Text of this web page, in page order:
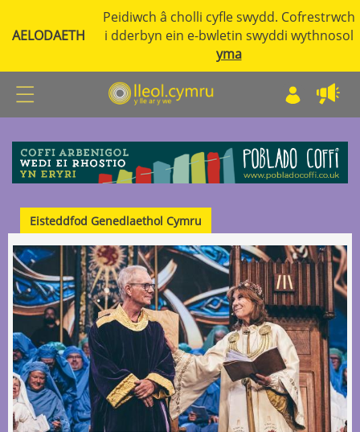
AELODAETH
Peidiwch â cholli cyfle swydd. Cofrestrwch
i dderbyn ein e-bwletin swyddi wythnosol
yma
Eisteddfod Genedlaethol Cymru